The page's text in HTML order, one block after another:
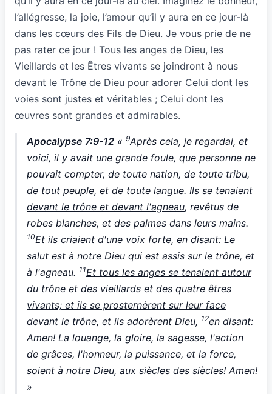
l’allégresse, la joie, l’amour qu’il y aura en ce jour-là
dans les cœurs des Fils de Dieu. Je vous prie de ne
pas rater ce jour ! Tous les anges de Dieu, les
Vieillards et les Êtres vivants se joindront à nous
devant le Trône de Dieu pour adorer Celui dont les
voies sont justes et véritables ; Celui dont les
œuvres sont grandes et admirables.
Apocalypse 7:9-12 « 9Après cela, je regardai, et
voici, il y avait une grande foule, que personne ne
pouvait compter, de toute nation, de toute tribu,
de tout peuple, et de toute langue. Ils se tenaient
devant le trône et devant l'agneau, revêtus de
robes blanches, et des palmes dans leurs mains.
10Et ils criaient d'une voix forte, en disant: Le
salut est à notre Dieu qui est assis sur le trône, et
à l'agneau. 11Et tous les anges se tenaient autour
du trône et des vieillards et des quatre êtres
vivants; et ils se prosternèrent sur leur face
devant le trône, et ils adorèrent Dieu, 12en disant:
Amen! La louange, la gloire, la sagesse, l'action
de grâces, l'honneur, la puissance, et la force,
soient à notre Dieu, aux siècles des siècles! Amen!
»